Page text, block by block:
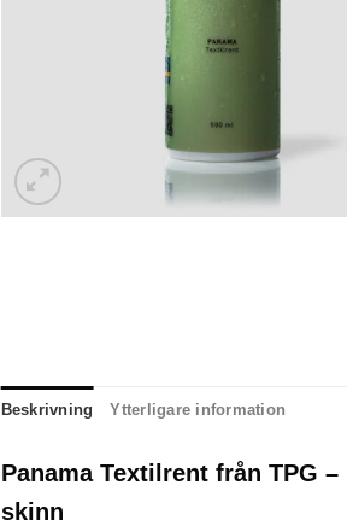
Beskrivning Ytterligare information
Panama Textilrent från TPG
skinn